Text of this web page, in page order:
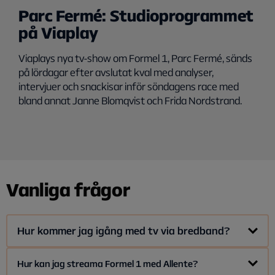
Parc Fermé: Studioprogrammet
på Viaplay
Viaplays nya tv-show om Formel 1, Parc Fermé, sänds
på lördagar efter avslutat kval med analyser,
intervjuer och snackisar inför söndagens race med
bland annat Janne Blomqvist och Frida Nordstrand.
Vanliga frågor
Hur kommer jag igång med tv via bredband?
Det är enkelt att komma igång. Du behöver ett eluttag och
Hur kan jag streama Formel 1 med Allente?